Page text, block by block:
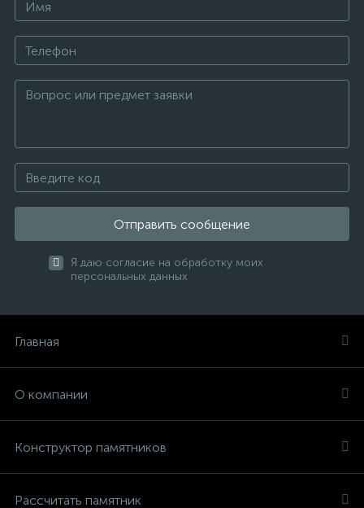
Отправить сообщение
Я даю согласие на обработку моих
персональных данных
Главная
О компании
Конструктор памятников
Рассчитать памятник